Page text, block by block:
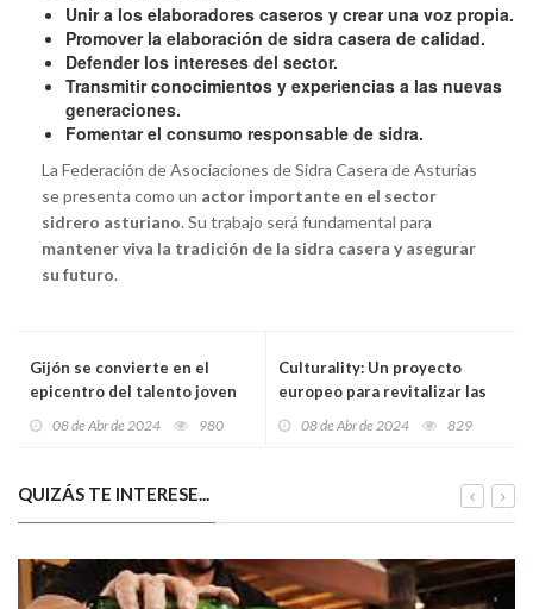
Unir a los elaboradores caseros y crear una voz propia.
Promover la elaboración de sidra casera de calidad.
Defender los intereses del sector.
Transmitir conocimientos y experiencias a las nuevas
generaciones.
Fomentar el consumo responsable de sidra.
La Federación de Asociaciones de Sidra Casera de Asturias
se presenta como un actor importante en el sector
sidrero asturiano. Su trabajo será fundamental para
mantener viva la tradición de la sidra casera y asegurar
su futuro.
Gijón se convierte en el
epicentro del talento joven
08 de Abr de 2024 980
Culturality: Un proyecto
europeo para revitalizar las
08 de Abr de 2024 829
QUIZÁS TE INTERESE...